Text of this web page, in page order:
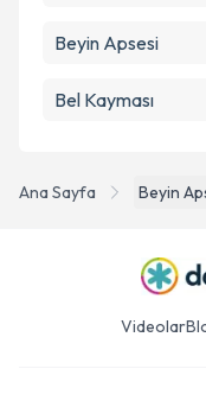
Ana Sayfa Beyin
Beyin Apsesi
Bel Kayması
Videolar